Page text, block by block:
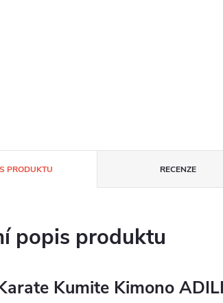
PRODUKTU RECENZE
popis produktu
Kumite Kimono